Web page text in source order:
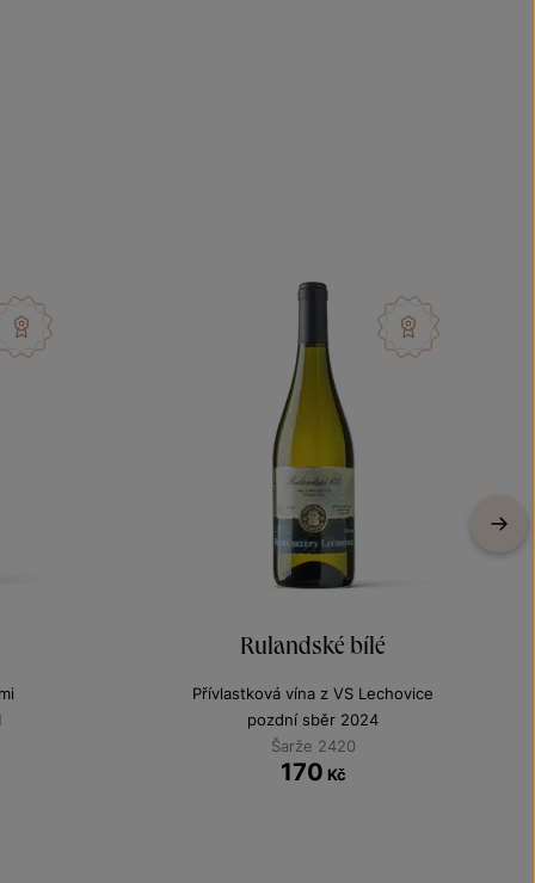
Rulandské bílé
Přívlastková vína z VS Lechovice
pozdní sběr 2024
Šarže 2420
170 Kč